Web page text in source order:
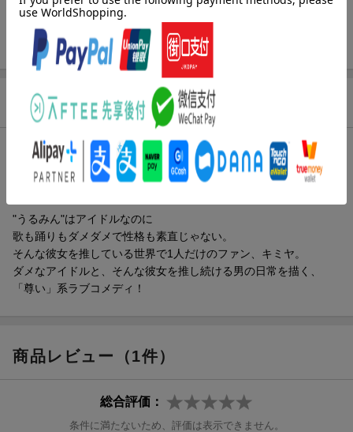
ページ数 162p
ISBN 9784758027359
商品説明
内容紹介（JPROより）
【次にくるマンガ大賞2024ノミネート!!!】
"うるみん"はアイドルなのに
歌も踊りもダメダメで性格も素直じゃない。
そんな彼女を推している世界で1人だけのファン、キミヤ。
ダメなアイドルと、そんな彼女を推し続ける男の日常を描く、
「尊い」系ラブコメディ！
商品レビュー（1件）
総合評価：
条件に満たないため、評価は表示できません。